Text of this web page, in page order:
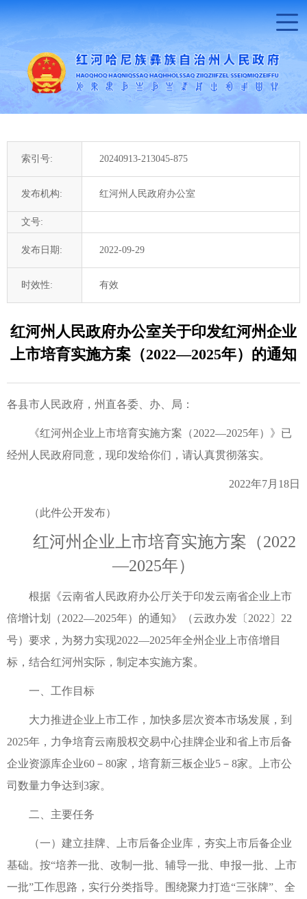
索引号: 20240913-213045-875
发布机构: 红河州人民政府办公室
文号:
发布日期: 2022-09-29
时效性: 有效
红河州人民政府办公室关于印发红河州企业
上市培育实施方案（2022—2025年）的通知
各县市人民政府，州直各委、办、局：
《红河州企业上市培育实施方案（2022—2025年）》已
经州人民政府同意，现印发给你们，请认真贯彻落实。
2022年7月18日
（此件公开发布）
红河州企业上市培育实施方案（2022
—2025年）
根据《云南省人民政府办公厅关于印发云南省企业上市
倍增计划（2022—2025年）的通知》（云政办发〔2022〕22
号）要求，为努力实现2022—2025年全州企业上市倍增目
标，结合红河州实际，制定本实施方案。
一、工作目标
大力推进企业上市工作，加快多层次资本市场发展，到
2025年，力争培育云南股权交易中心挂牌企业和省上市后备
企业资源库企业60－80家，培育新三板企业5－8家。上市公
司数量力争达到3家。
二、主要任务
（一）建立挂牌、上市后备企业库，夯实上市后备企业
基础。按“培养一批、改制一批、辅导一批、申报一批、上市
一批”工作思路，实行分类指导。围绕聚力打造“三张牌”、全